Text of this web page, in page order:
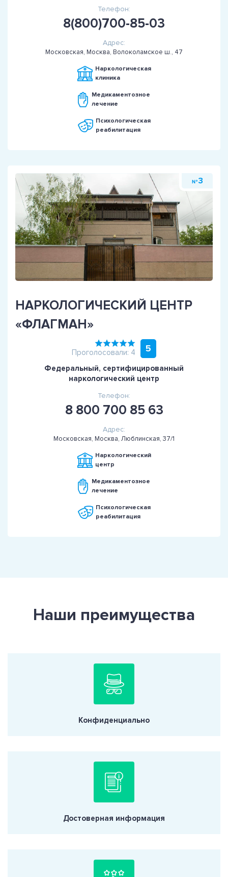
Телефон:
8(800)700-85-03
Адрес:
Московская, Москва, Волоколамское ш., 47
Наркологическая
клиника
Медикаментозное
лечение
Психологическая
реабилитация
№ 3
НАРКОЛОГИЧЕСКИЙ ЦЕНТР
«ФЛАГМАН»
Проголосовали: 4 5
Федеральный, сертифицированный
наркологический центр
Телефон:
8 800 700 85 63
Адрес:
Московская, Москва, Люблинская, 37/1
Наркологический
центр
Медикаментозное
лечение
Психологическая
реабилитация
Наши преимущества
Конфиденциально
Достоверная информация